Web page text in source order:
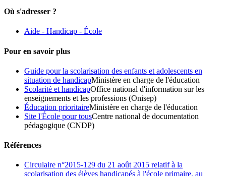
Où s'adresser ?
Aide - Handicap - École
Pour en savoir plus
Guide pour la scolarisation des enfants et adolescents en
situation de handicapMinistère en charge de l'éducation
Scolarité et handicapOffice national d'information sur les
enseignements et les professions (Onisep)
Éducation prioritaireMinistère en charge de l'éducation
Site l'École pour tousCentre national de documentation
pédagogique (CNDP)
Références
Circulaire n°2015-129 du 21 août 2015 relatif à la
scolarisation des élèves handicapés à l'école primaire, au